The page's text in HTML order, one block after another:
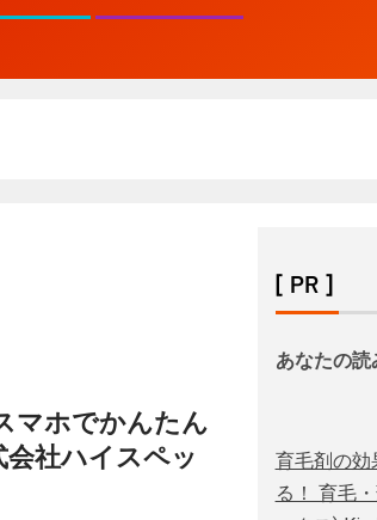
マホでかんたん
会社ハイスペッ
[ PR ]
あなたの読
育毛剤の効
る！ 育毛